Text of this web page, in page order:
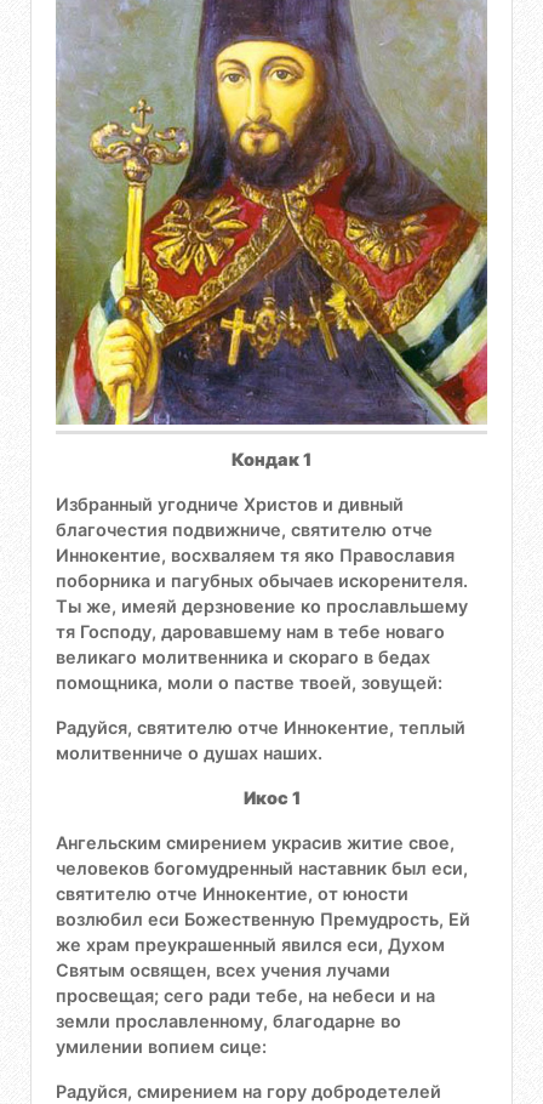
Кондак 1
Избранный угодниче Христов и дивный
благочестия подвижниче, святителю отче
Иннокентие, восхваляем тя яко Православия
поборника и пагубных обычаев искоренителя.
Ты же, имеяй дерзновение ко прославльшему
тя Господу, даровавшему нам в тебе новаго
великаго молитвенника и скораго в бедах
помощника, моли о пастве твоей, зовущей:
Радуйся, святителю отче Иннокентие, теплый
молитвенниче о душах наших.
Икос 1
Ангельским смирением украсив житие свое,
человеков богомудренный наставник был еси,
святителю отче Иннокентие, от юности
возлюбил еси Божественную Премудрость, Ей
же храм преукрашенный явился еси, Духом
Святым освящен, всех учения лучами
просвещая; сего ради тебе, на небеси и на
земли прославленному, благодарне во
умилении вопием сице:
Радуйся, смирением на гору добродетелей